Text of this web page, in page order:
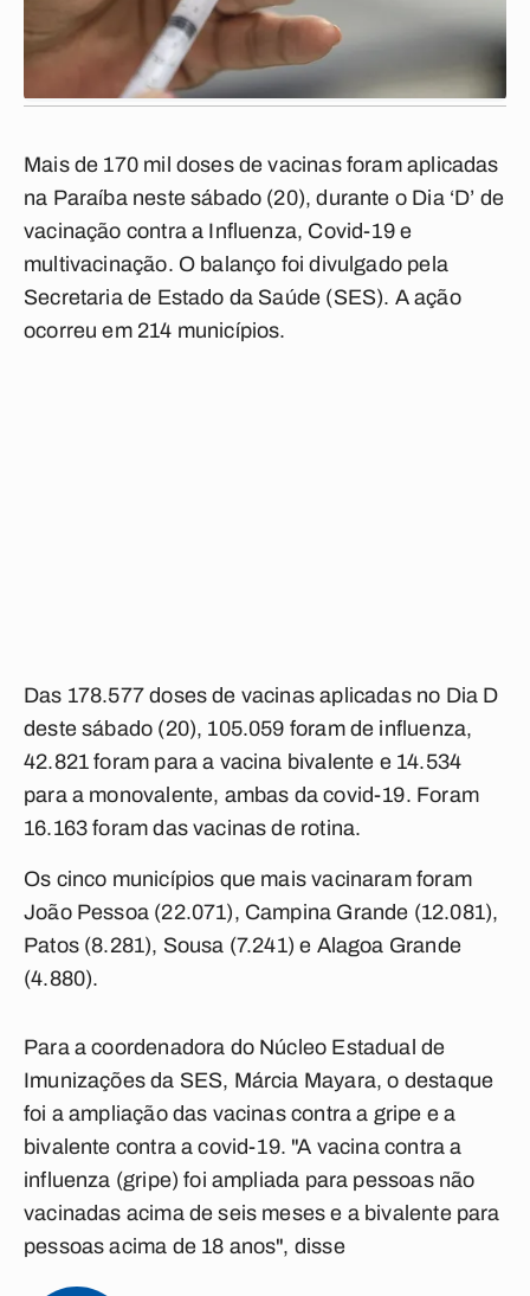
Mais de 170 mil doses de vacinas foram aplicadas
na Paraíba neste sábado (20), durante o Dia ‘D’ de
vacinação contra a Influenza, Covid-19 e
multivacinação. O balanço foi divulgado pela
Secretaria de Estado da Saúde (SES). A ação
ocorreu em 214 municípios.
Das 178.577 doses de vacinas aplicadas no Dia D
deste sábado (20), 105.059 foram de influenza,
42.821 foram para a vacina bivalente e 14.534
para a monovalente, ambas da covid-19. Foram
16.163 foram das vacinas de rotina.
Os cinco municípios que mais vacinaram foram
João Pessoa (22.071), Campina Grande (12.081),
Patos (8.281), Sousa (7.241) e Alagoa Grande
(4.880).
Para a coordenadora do Núcleo Estadual de
Imunizações da SES, Márcia Mayara, o destaque
foi a ampliação das vacinas contra a gripe e a
bivalente contra a covid-19. "A vacina contra a
influenza (gripe) foi ampliada para pessoas não
vacinadas acima de seis meses e a bivalente para
pessoas acima de 18 anos", disse